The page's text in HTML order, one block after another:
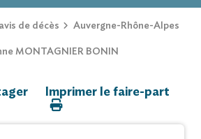
de décès
Auvergne-Rhône-Alpes
MONTAGNIER BONIN
Imprimer le faire-part